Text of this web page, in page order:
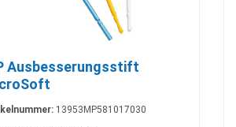
Ausbesserungsstift
13953MP581017030